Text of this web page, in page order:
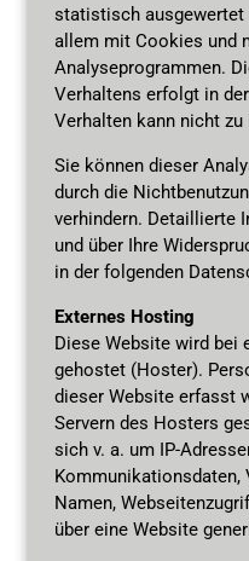
statistisch ausgewertet
allem mit Cookies und
Analyseprogrammen.
Verhaltens erfolgt in
Verhalten kann nicht
Sie können dieser
durch die
verhindern. Detaillierte
und über Ihre
in der folgenden
Externes Hosting
Diese Website wird bei
gehostet (Hoster).
dieser Website erfasst
Servern des Hosters
sich v. a. um IP-
Kommunikationsdaten,
Namen,
über eine Website